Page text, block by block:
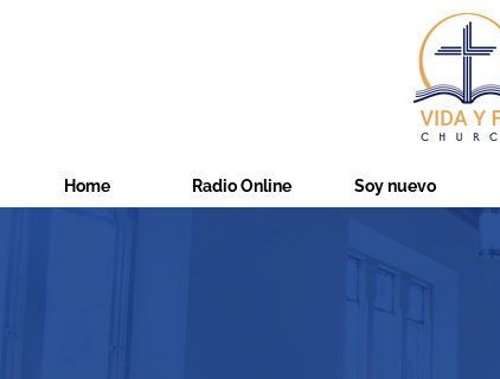
Home Radio Online Soy nuevo